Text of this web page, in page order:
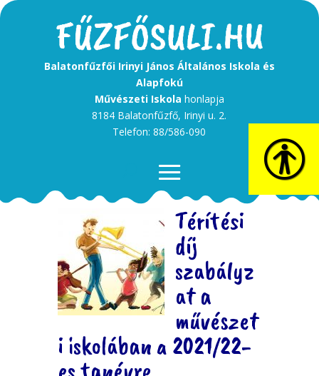
Balatonfűzfői Irinyi János Általános Iskola és
Alapfokú
Művészeti Iskola honlapja
8184 Balatonfűzfő, Irinyi u. 2.
Telefon: 88/586-090
Térítési
díj
szabályz
at a
művészet
i iskolában a 2021/22-